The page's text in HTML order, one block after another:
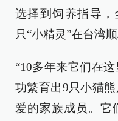
选择到饲养指导
只“小精灵”在台湾顺
“10多年来它们在
功繁育出9只小猫
爱的家族成员。它